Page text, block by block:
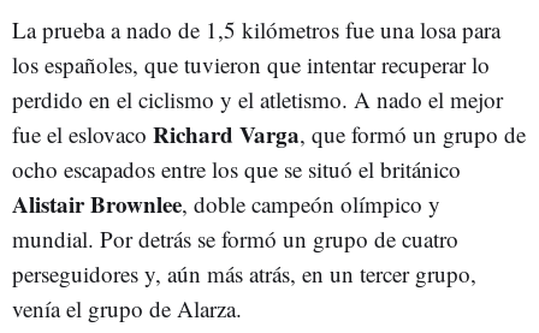
La prueba a nado de 1,5 kilómetros fue una losa para
los españoles, que tuvieron que intentar recuperar lo
perdido en el ciclismo y el atletismo. A nado el mejor
fue el eslovaco Richard Varga, que formó un grupo de
ocho escapados entre los que se situó el británico
Alistair Brownlee, doble campeón olímpico y
mundial. Por detrás se formó un grupo de cuatro
perseguidores y, aún más atrás, en un tercer grupo,
venía el grupo de Alarza.